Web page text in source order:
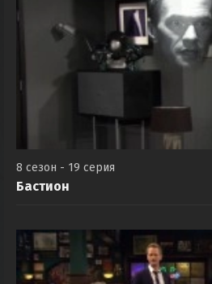
8 сезон - 19 серия
Бастион